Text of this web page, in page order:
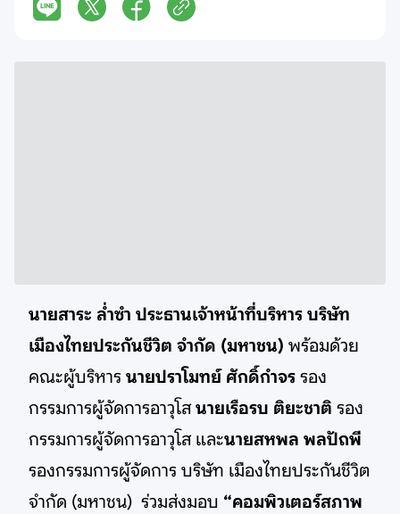
นายสาระ ล่ำซำ ประธานเจ้าหน้าที่บริหาร บริษัท
เมืองไทยประกันชีวิต จำกัด (มหาชน) พร้อมด้วย
คณะผู้บริหาร นายปราโมทย์ ศักดิ์กำจร รอง
กรรมการผู้จัดการอาวุโสนายเรือรบ ติยะชาติ รอง
กรรมการผู้จัดการอาวุโส และนายสหพล พลปัถพี
รองกรรมการผู้จัดการ บริษัท เมืองไทยประกันชีวิต
จำกัด (มหาชน) ร่วมส่งมอบ “คอมพิวเตอร์สภาพ